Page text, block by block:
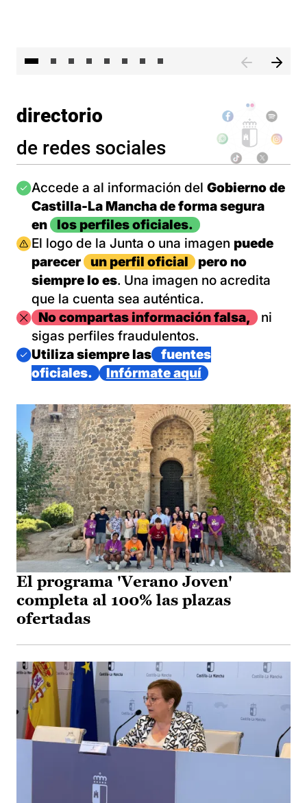
directorio
de redes sociales
Imagen
Accede a al información del Gobierno de
Castilla-La Mancha de forma segura
en
los perfiles oficiales.
Imagen
El logo de la Junta o una imagen puede
parecer
un perfil oficial
pero no
siempre lo es. Una imagen no acredita
que la cuenta sea auténtica.
ImagenNo compartas información falsa,
ni
sigas perfiles fraudulentos.
Imagen
Utiliza siempre las
fuentes
oficiales.
Infórmate aquí
El programa 'Verano Joven'
completa al 100% las plazas
ofertadas